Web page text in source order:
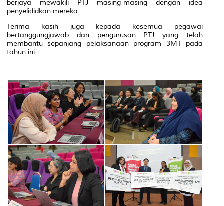
berjaya mewakili PTJ masing-masing dengan idea
penyelididkan mereka.
Terima kasih juga kepada kesemua pegawai
bertanggungjawab dan pengurusan PTJ yang telah
membantu sepanjang pelaksanaan program 3MT pada
tahun ini.